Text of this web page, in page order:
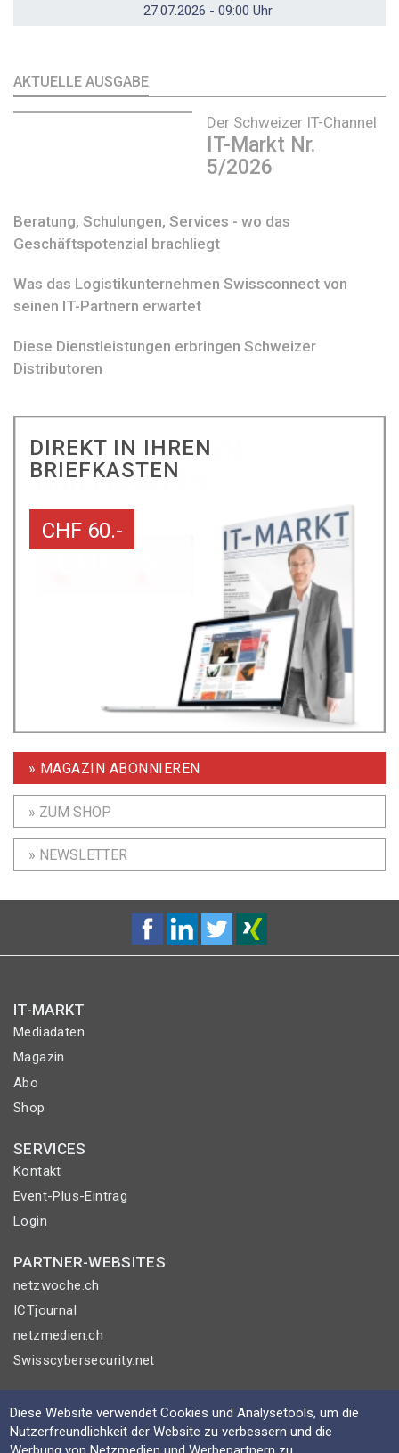
27.07.2026 - 09:00 Uhr
AKTUELLE AUSGABE
Der Schweizer IT-Channel
IT-Markt Nr.
5/2026
Beratung, Schulungen, Services - wo das
Geschäftspotenzial brachliegt
Was das Logistikunternehmen Swissconnect von
seinen IT-Partnern erwartet
Diese Dienstleistungen erbringen Schweizer
Distributoren
DIREKT IN IHREN
BRIEFKASTEN
CHF 60.-
» MAGAZIN ABONNIEREN
» ZUM SHOP
» NEWSLETTER
IT-MARKT
Mediadaten
Magazin
Abo
Shop
SERVICES
Kontakt
Event-Plus-Eintrag
Login
PARTNER-WEBSITES
netzwoche.ch
ICTjournal
netzmedien.ch
Swisscybersecurity.net
Impressum
AGB
Diese Website verwendet Cookies und Analysetools, um die
Nutzerfreundlichkeit der Website zu verbessern und die